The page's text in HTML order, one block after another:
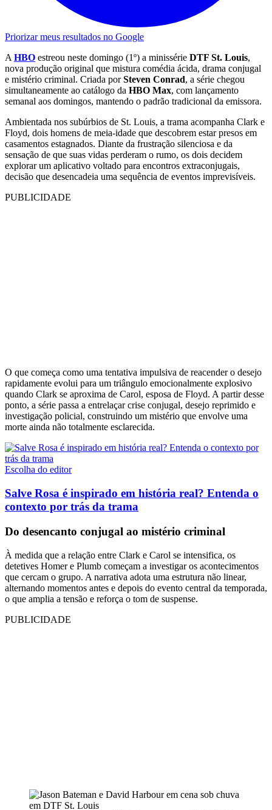
Priorizar meus resultados no Google
A HBO estreou neste domingo (1º) a minissérie DTF St. Louis,
nova produção original que mistura comédia ácida, drama conjugal
e mistério criminal. Criada porSteven Conrad, a série chegou
simultaneamente ao catálogo da HBO Max, com lançamento
semanal aos domingos, mantendo o padrão tradicional da emissora.
Ambientada nos subúrbios de St. Louis, a trama acompanha Clark e
Floyd, dois homens de meia-idade que descobrem estar presos em
casamentos estagnados. Diante da frustração silenciosa e da
sensação de que suas vidas perderam o rumo, os dois decidem
explorar um aplicativo voltado para encontros extraconjugais,
decisão que desencadeia uma sequência de eventos imprevisíveis.
PUBLICIDADE
O que começa como uma tentativa impulsiva de reacender o desejo
rapidamente evolui para um triângulo emocionalmente explosivo
quando Clark se aproxima de Carol, esposa de Floyd. A partir desse
ponto, a série passa a entrelaçar crise conjugal, desejo reprimido e
investigação policial, construindo um mistério que envolve uma
morte ainda não totalmente esclarecida.
Escolha do editor
Salve Rosa é inspirado em história real? Entenda o
contexto por trás da trama
Do desencanto conjugal ao mistério criminal
À medida que a relação entre Clark e Carol se intensifica, os
detetives Homer e Plumb começam a investigar os acontecimentos
que cercam o grupo. A narrativa adota uma estrutura não linear,
alternando momentos antes e depois do evento central da temporada,
o que amplia a tensão e reforça o tom de suspense.
PUBLICIDADE